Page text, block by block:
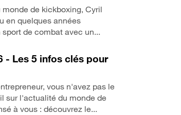
de kickboxing, Cyril
en quelques années
de combat avec un...
- Les 5 infos clés pour
vous n'avez pas le
sur l'actualité du monde de
à vous : découvrez le...